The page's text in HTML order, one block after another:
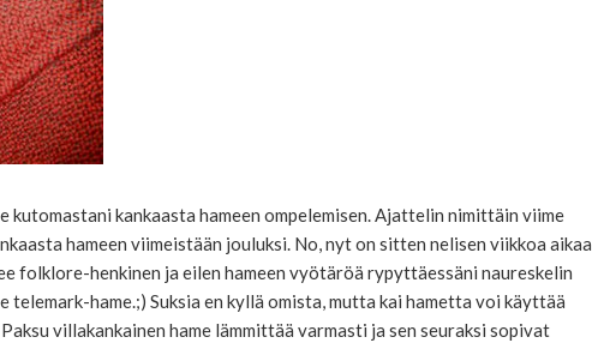
kankaasta hameen ompelemisen. Ajattelin nimittäin viime
hameen viimeistään jouluksi. No, nyt on sitten nelisen viikkoa aikaa
folklore-henkinen ja eilen hameen vyötäröä rypyttäessäni naureskelin
telemark-hame.;) Suksia en kyllä omista, mutta kai hametta voi käyttää
villakankainen hame lämmittää varmasti ja sen seuraksi sopivat